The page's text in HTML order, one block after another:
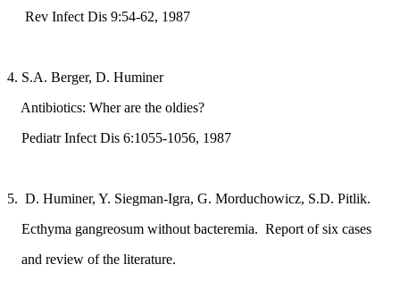
Rev Infect Dis 9:54-62, 1987
4. S.A. Berger, D. Huminer
Antibiotics: Wher are the oldies?
Pediatr Infect Dis 6:1055-1056, 1987
5. D. Huminer, Y. Siegman-Igra, G. Morduchowicz, S.D. Pitlik.
Ecthyma gangreosum without bacteremia. Report of six cases
and review of the literature.